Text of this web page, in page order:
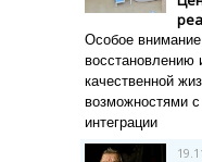
Особое
восстановлению
качественной
возможностями
интеграции